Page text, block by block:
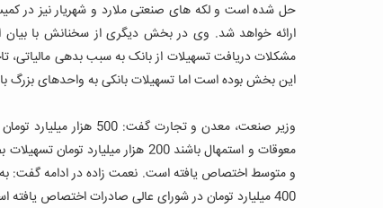
حل شده است و لکه های صنعتی ملارد و شهریار نیز در
ارائه خواهد شد.
مشکلات دریافت تسهیلات از بانک به سبب بدهی مالیاتی،
این بخش بوده است اما تسهیلات بانکی به واحدهای بزرگ با بیش از 100 نفر شاغل نیز همانند گذشته
و متوسط اختصاص یافته است. نعمت زاده در ادامه گفت:
400 میلیارد تومان در شورای عالی صادرات اختصاص یافته است که به واحدهای تولیدی ارائه خواهد شد.